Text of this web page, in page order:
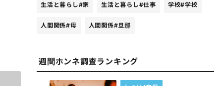
生活と暮らし#家 生活と暮らし#仕事 学校#学校
人間関係#母 人間関係#旦那
週間ホンネ調査ランキング